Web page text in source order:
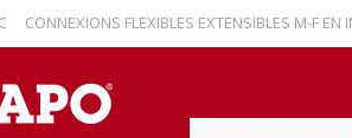
FLEXIBLES EXTENSIBLES M-F EN